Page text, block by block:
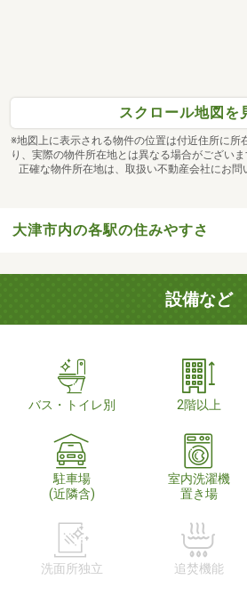
スクロール地図を
※地図上に表示される物件の位置は付近住所に所
り、実際の物件所在地とは異なる場合がございま
正確な物件所在地は、取扱い不動産会社にお問
大津市内の各駅の住みやすさ
設備など
バス・トイレ別 2階以上
駐車場
(近隣含)
室内洗濯機
置き場
洗面所独立 追焚機能